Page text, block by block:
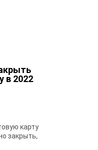
в 2022
карту
закрыть,